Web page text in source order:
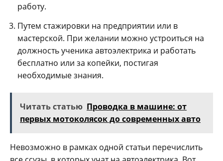
работу.
Путем стажировки на предприятии или в
мастерской. При желании можно устроиться на
должность ученика автоэлектрика и работать
бесплатно или за копейки, постигая
необходимые знания.
Читать статью Проводка в машине: от
первых мотоколясок до современных авто
Невозможно в рамках одной статьи перечислить